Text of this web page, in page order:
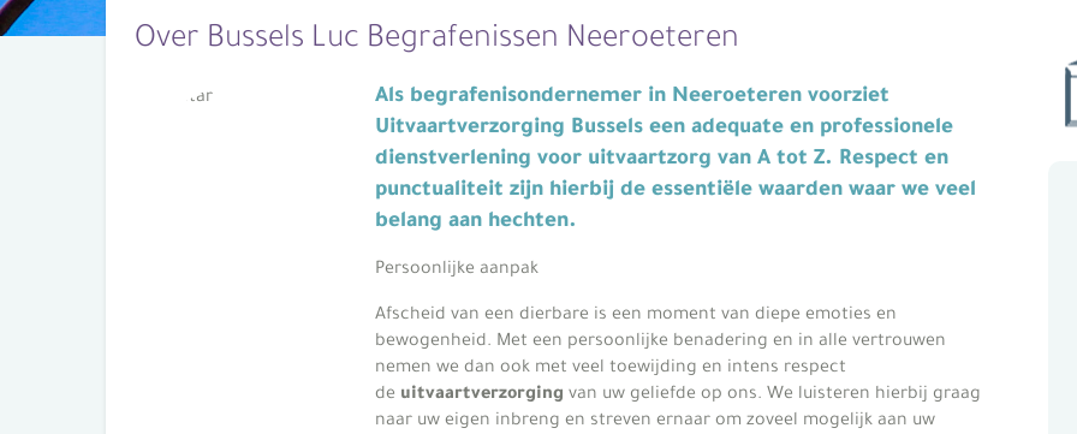
Over Bussels Luc Begrafenissen Neeroeteren
Als begrafenisondernemer in Neeroeteren voorziet
Uitvaartverzorging Bussels een adequate en professionele
dienstverlening voor uitvaartzorg van A tot Z. Respect en
punctualiteit zijn hierbij de essentiële waarden waar we veel
belang aan hechten.
Persoonlijke aanpak
Afscheid van een dierbare is een moment van diepe emoties en
bewogenheid. Met een persoonlijke benadering en in alle vertrouwen
nemen we dan ook met veel toewijding en intens respect
de uitvaartverzorging van uw geliefde op ons. We luisteren hierbij graag
naar uw eigen inbreng en streven ernaar om zoveel mogelijk aan uw